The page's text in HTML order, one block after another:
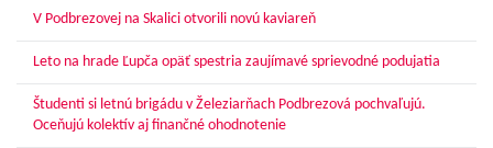
V Podbrezovej na Skalici otvorili novú kaviareň
Leto na hrade Ľupča opäť spestria zaujímavé sprievodné podujatia
Študenti si letnú brigádu v Železiarňach Podbrezová pochvaľujú.
Oceňujú kolektív aj finančné ohodnotenie